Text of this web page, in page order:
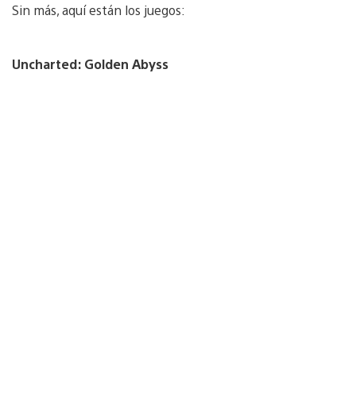
Sin más, aquí están los juegos:
Uncharted: Golden Abyss